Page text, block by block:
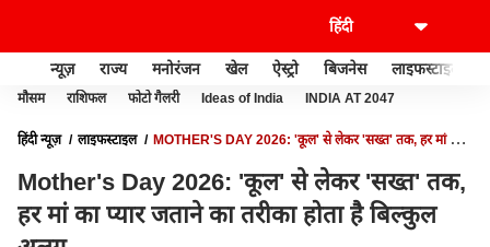
न्यूज़ राज्य मनोरंजन खेल ऐस्ट्रो बिजनेस लाइफस्टाइल
मौसम राशिफल फोटो गैलरी Ideas of India INDIA AT 2047
हिंदी न्यूज़ लाइफस्टाइल
MOTHER'S DAY 2026: 'कूल' से लेकर 'सख्त' तक, हर मां का
Mother's Day 2026: 'कूल' से लेकर 'सख्त' तक,
हर मां का प्यार जताने का तरीका होता है बिल्कुल